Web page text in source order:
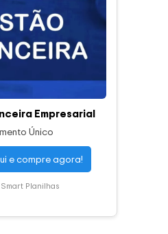
Empresarial
Único
e compre agora!
Planilhas